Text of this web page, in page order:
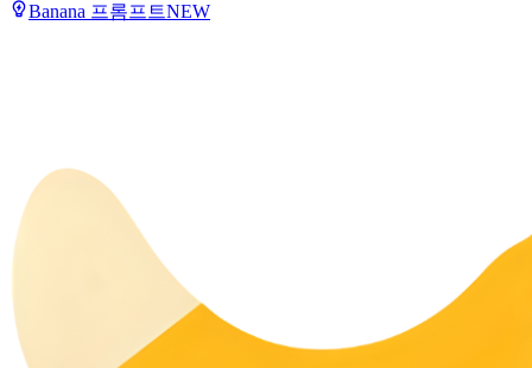
Banana 프롬프트NEW